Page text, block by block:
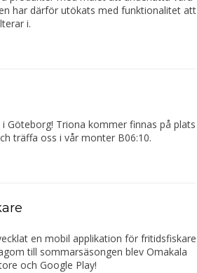
har därför utökats med funktionalitet att
i.
Göteborg! Triona kommer finnas på plats
träffa oss i vår monter B06:10.
en mobil applikation för fritidsfiskare
till sommarsäsongen blev Omakala
och Google Play!